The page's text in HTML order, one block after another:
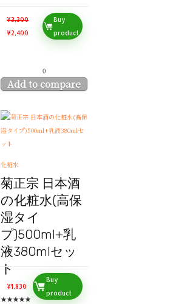
¥3,300
¥2,400
Buy
product
0
Add to compare
化粧水
菊正宗 日本酒
の化粧水(高保
湿タイ
プ)500ml+乳
液380mlセッ
ト
★★★★★
¥1,830
Buy
product